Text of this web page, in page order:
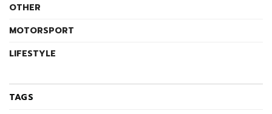
OTHER
MOTORSPORT
LIFESTYLE
TAGS